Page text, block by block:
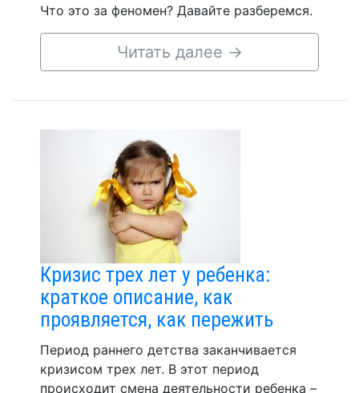
Что это за феномен? Давайте разберемся.
Читать далее →
Кризис трех лет у ребенка:
краткое описание, как
проявляется, как пережить
Период раннего детства заканчивается
кризисом трех лет. В этот период
происходит смена деятельности ребенка –